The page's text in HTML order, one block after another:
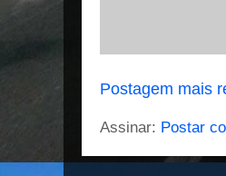
Postagem mais
Assinar: Postar